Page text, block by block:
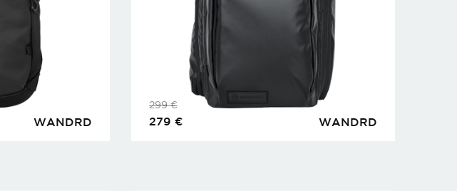
WANDRD WANDRD
299€
279 €